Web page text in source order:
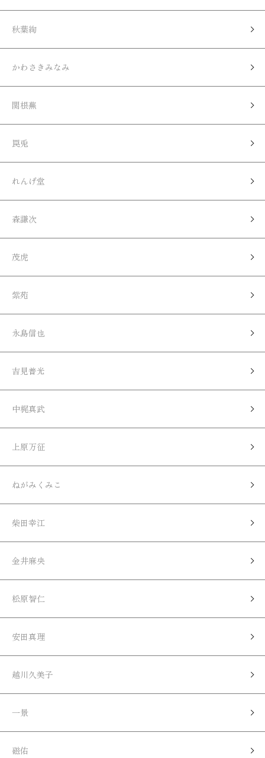
秋葉絢
かわさきみなみ
関根蕪
罠兎
れんげ堂
森謙次
茂虎
紫苑
永島信也
吉見普光
中梶真武
上原万征
ねがみくみこ
柴田幸江
金井麻央
松原智仁
安田真理
越川久美子
一景
磁佑